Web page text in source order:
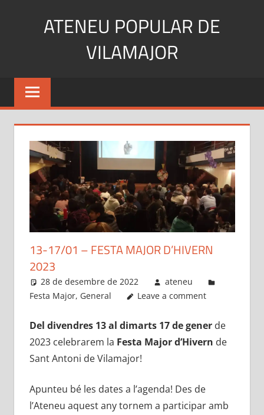
ATENEU POPULAR DE
VILAMAJOR
13-17/01 – FESTA MAJOR D’HIVERN
2023
28 de desembre de 2022
ateneu
Festa Major, General Leave a comment
Del divendres 13 al dimarts 17 de generde
2023 celebrarem la Festa Major d’Hivern de
Sant Antoni de Vilamajor!
Apunteu bé les dates a l’agenda! Des de
l’Ateneu aquest any tornem a participar amb